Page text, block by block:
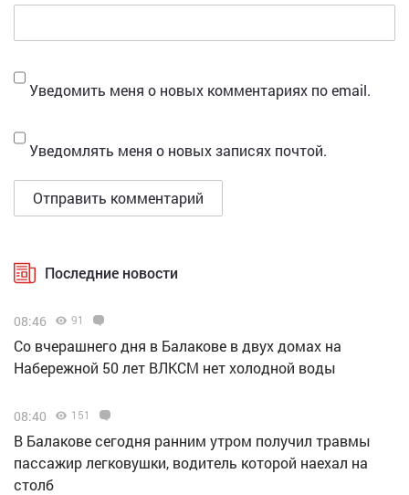
Уведомить меня о новых комментариях по email.
Уведомлять меня о новых записях почтой.
Последние новости
08:46 91
Со вчерашнего дня в Балакове в двух домах на
Набережной 50 лет ВЛКСМ нет холодной воды
08:40 151
В Балакове сегодня ранним утром получил травмы
пассажир легковушки, водитель которой наехал на
столб